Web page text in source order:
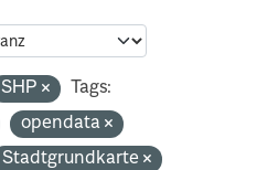
SHP
Tags:
opendata
Stadtgrundkarte